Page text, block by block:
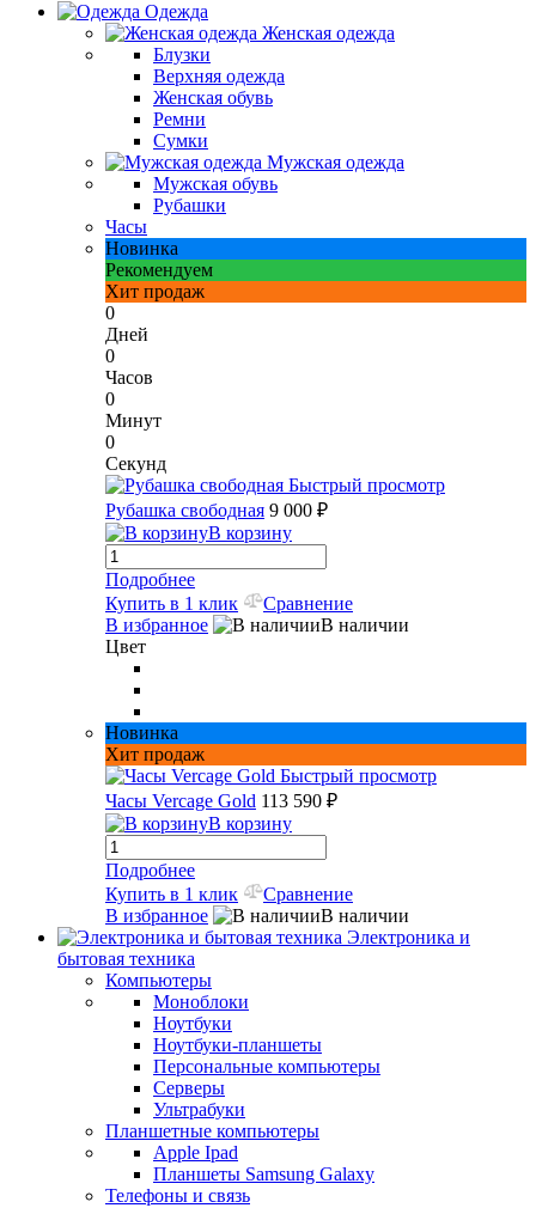
Одежда
Женская одежда
Блузки
Верхняя одежда
Женская обувь
Ремни
Сумки
Мужская одежда
Мужская обувь
Рубашки
Часы
Новинка
Рекомендуем
Хит продаж
0
Дней
0
Часов
0
Минут
0
Секунд
Быстрый просмотр
Рубашка свободная 9 000 ₽
В корзину
Подробнее
Купить в 1 клик
Сравнение
В избранное
В наличии
Цвет
Новинка
Хит продаж
Быстрый просмотр
Часы Vercage Gold 113 590 ₽
В корзину
Подробнее
Купить в 1 клик
Сравнение
В избранное
В наличии
Электроника и
бытовая техника
Компьютеры
Моноблоки
Ноутбуки
Ноутбуки-планшеты
Персональные компьютеры
Серверы
Ультрабуки
Планшетные компьютеры
Apple Ipad
Планшеты Samsung Galaxy
Телефоны и связь